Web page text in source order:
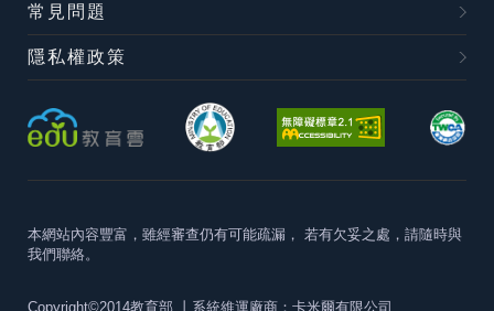
常見問題
隱私權政策
本網站內容豐富，雖經審查仍有可能疏漏， 若有欠妥之處，請隨時與
我們聯絡。
Copyright©2014教育部 丨系統維運廠商：卡米爾有限公司